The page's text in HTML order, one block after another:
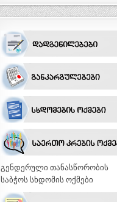
გენდერული თანასწორობის
საბჭოს სხდომის ოქმები